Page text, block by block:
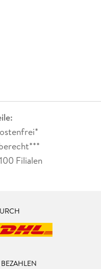
Filialen